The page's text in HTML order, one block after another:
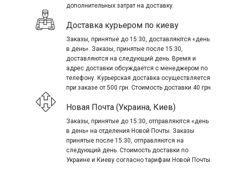
дополнительных затрат на доставку.
Доставка курьером по киеву
Заказы, принятые до 15:30, доставляются «день
в день». Заказы, принятые после 15:30,
доставляются на следующий день. Время и
адрес доставки обсуждается с менеджером по
телефону. Курьерская доставка осуществляется
при заказе от 500 грн. Стоимость доставки 40 грн.
Новая Почта (Украина, Киев)
Заказы, принятые до 15:30, отправляются «день
в день» на отделения Новой Почты. Заказы
принятые после 15:30, отправляются на
следующий день. Стоимость доставки по
Украине и Киеву согласно тарифам Новой Почты.